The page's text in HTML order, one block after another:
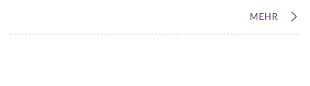
MEHR